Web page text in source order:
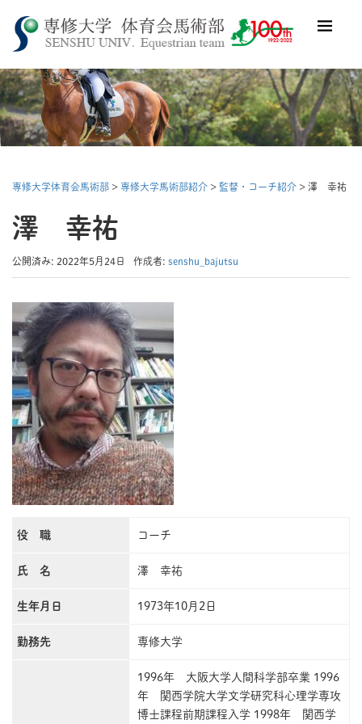
専修大学体育会馬術部 > 専修大学馬術部紹介 > 監督・コーチ紹介 > 澤 幸祐
澤 幸祐
公開済み: 2022年5月24日 作成者: senshu_bajutsu
役 職 コーチ
氏 名 澤 幸祐
生年月日 1973年10月2日
勤務先 専修大学
1996年 大阪大学人間科学部卒業 1996
年 関西学院大学文学研究科心理学専攻
博士課程前期課程入学 1998年 関西学